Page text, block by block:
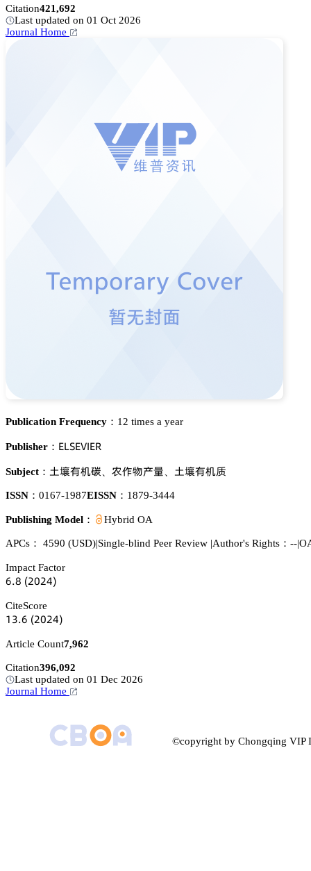
Citation421,692
Last updated on 01 Oct 2026
Journal Home
Publication Frequency： 12 times a year
Publisher： 乊欄偌乊妯喊乊葤
Subject： 浰梊犲诜崜 軠傒醑揇䪆 浰梊犲诜魉
ISSN： 0167-1987EISSN： 1879-3444
Publishing Model： Hybrid OA
APCs： 4590 (USD)|Single-blind Peer Review |Author's Rights：--|
Impact Factor
炆.躭 (缗蔡缗鋺)
CiteScore
声杚.炆 (缗蔡缗鋺)
Article Count7,962
Citation396,092
Last updated on 01 Dec 2026
Journal Home
©copyright by Chongqing VIP